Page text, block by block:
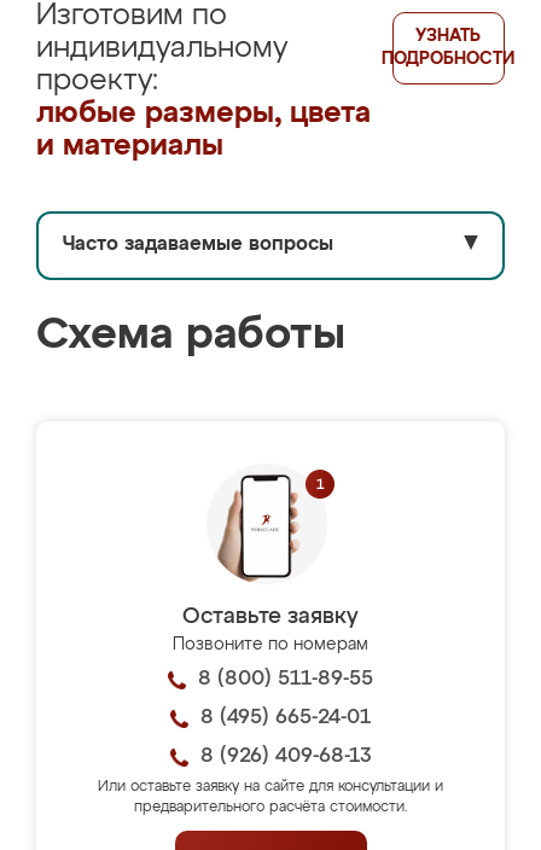
Изготовим по
индивидуальному
проекту:
любые размеры, цвета
и материалы
УЗНАТЬ
ПОДРОБНОСТИ
Часто задаваемые вопросы ▼
Схема работы
Оставьте заявку
Позвоните по номерам
8 (800) 511-89-55
8 (495) 665-24-01
8 (926) 409-68-13
Или оставьте заявку на сайте для консультации и
предварительного расчёта стоимости.